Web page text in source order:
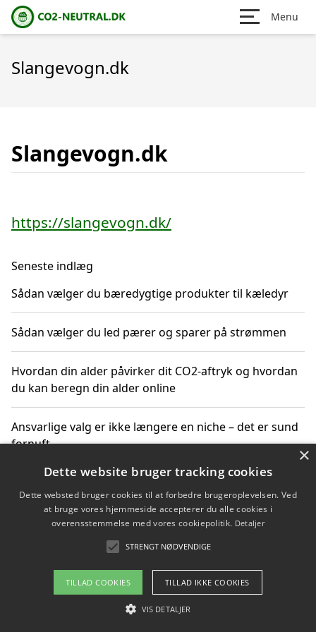
Menu
Slangevogn.dk
Slangevogn.dk
https://slangevogn.dk/
Seneste indlæg
Sådan vælger du bæredygtige produkter til kæledyr
Sådan vælger du led pærer og sparer på strømmen
Hvordan din alder påvirker dit CO2-aftryk og hvordan
du kan beregn din alder online
Ansvarlige valg er ikke længere en niche – det er sund
fornuft
Sådan kan du handle bæredygtigt og bestil med
faktura
Om / kontakt
Blog Betingelser
×
Dette website bruger tracking cookies
Dette websted bruger cookies til at forbedre brugeroplevelsen. Ved
at bruge vores hjemmeside accepterer du alle cookies i
overensstemmelse med vores cookiepolitik. Detaljer
STRENGT NØDVENDIGE
TILLAD COOKIES TILLAD IKKE COOKIES
VIS DETALJER